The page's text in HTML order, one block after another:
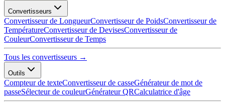
Convertisseurs
Convertisseur de LongueurConvertisseur de PoidsConvertisseur de
TempératureConvertisseur de DevisesConvertisseur de
CouleurConvertisseur de Temps
Tous les convertisseurs →
Outils
Compteur de texteConvertisseur de casseGénérateur de mot de
passeSélecteur de couleurGénérateur QRCalculatrice d'âge